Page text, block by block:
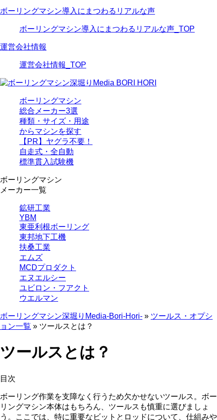
ボーリングマシン導入にまつわるリアルな声
ボーリングマシン導入にまつわるリアルな声_TOP
運営会社情報
運営会社情報_TOP
ボーリングマシン
総合メーカー3選
種類・サイズ・用途
からマシンを探す
【PR】ヤグラ不要！
自走式・全自動
標準貫入試験機
ボーリングマシン
メーカー一覧
鉱研工業
YBM
東亜利根ボーリング
東邦地下工機
扶桑工業
エムズ
MCDプロダクト
エヌエルシー
ユビロン・フアクト
ウエルマン
ボーリングマシン深堀りMedia-Bori-Hori- » ツールス・オプシ
ョン一覧 » ツールスとは？
ツールスとは？
目次
ボーリング作業を支障なく行うため欠かせないツールス。ボー
リングマシン本体はもちろん、ツールスも慎重に選びましょ
う。ここでは、特に重要なビットとロッドについて、仕組みや